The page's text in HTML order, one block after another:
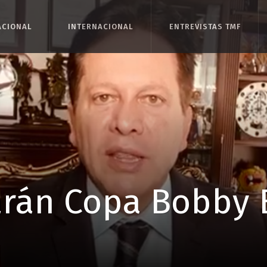
INTERNACIONAL
INTERNACIONAL ENTREVISTAS TMF
ENTREVISTAS TMF
Copa Bobby